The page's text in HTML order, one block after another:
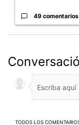
49 comentarios
TODOS LOS